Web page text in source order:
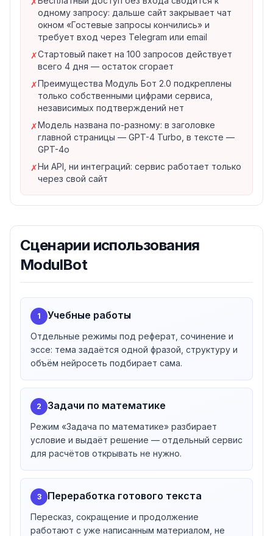
пакет переводит генерацию на Модуль Бот 2.0 — по
описанию сервиса, он построен на GPT-4o. Разницу
сервис показывает наглядно: на странице «Модуль
Бот 2.0» выложены пары ответов двух моделей на
один и тот же вопрос.
Преимущества старшей модели сервис описывает
собственными цифрами: база знаний больше в 10–15
раз, ответы примерно втрое длиннее, ошибок на 35
% меньше, тесты и задачи решаются верно в 90 %
случаев. Независимых подтверждений этим цифрам
сервис не приводит.
Как устроена оплата
Подписки у ModulBot нет — покупаются пакеты
запросов, где один запрос равен одному заданию
запросы лежат на балансе, пока не будут
израсходованы. Исключение — стартовый пакет на
100 запросов: он действует 4 дня с момента покупки,
после чего неиспользованный остаток сгорает.
Список способов оплаты сервис показывает на шаге
оформления, на публичных страницах он не
опубликован.
Помимо самой нейросети на сайте открыт архив
сгенерированных работ: сочинения, эссе и ответы на
текстом и кнопками «Переписать» и «Дополнить».
Только во втором файле карты сайта таких страниц 5
000. Архив удобно открыть до оплаты, чтобы
оценить манеру и объём ответов, но
опубликованный и проиндексированный текст уже не
уникален — сдавать его как собственную работу
одному запросу: дальше сайт закрывает чат
окном «Гостевые запросы кончились» и
требует вход через Telegram или email
✗Стартовый пакет на 100 запросов действует
всего 4 дня — остаток сгорает
✗Преимущества Модуль Бот 2.0 подкреплены
только собственными цифрами сервиса,
независимых подтверждений нет
✗Модель названа по-разному: в заголовке
главной страницы — GPT-4 Turbo, в тексте —
GPT-4o
✗Ни API, ни интеграций: сервис работает только
через свой сайт
Сценарии использования
ModulBot
1 Учебные работы
Отдельные режимы под реферат, сочинение и
эссе: тема задаётся одной фразой, структуру и
объём нейросеть подбирает сама.
2 Задачи по математике
Режим «Задача по математике» разбирает
условие и выдаёт решение — отдельный сервис
для расчётов открывать не нужно.
3 Переработка готового текста
Пересказ, сокращение и продолжение
работают с уже написанным материалом, не